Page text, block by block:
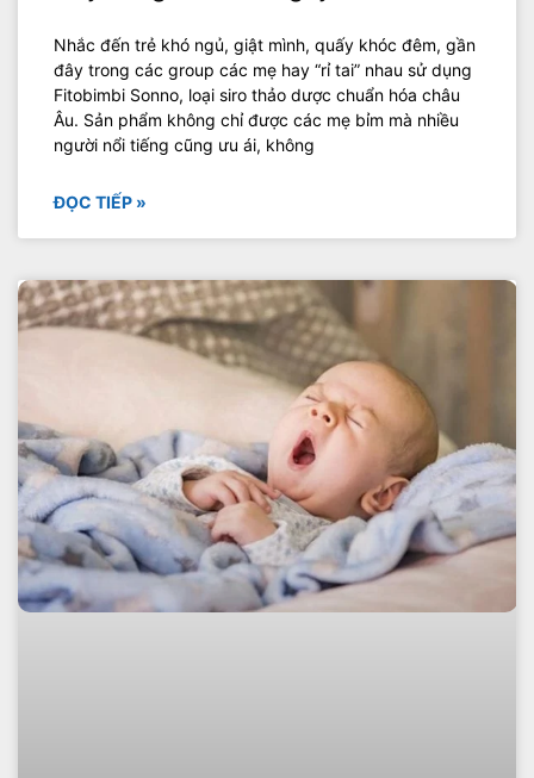
Nhắc đến trẻ khó ngủ, giật mình, quấy khóc đêm, gần
đây trong các group các mẹ hay “rỉ tai” nhau sử dụng
Fitobimbi Sonno, loại siro thảo dược chuẩn hóa châu
Âu. Sản phẩm không chỉ được các mẹ bỉm mà nhiều
người nổi tiếng cũng ưu ái, không
ĐỌC TIẾP »